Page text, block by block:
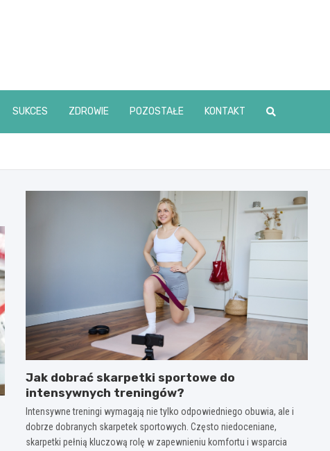
SUKCES ZDROWIE POZOSTAŁE KONTAKT
Jak dobrać skarpetki sportowe do
intensywnych treningów?
Intensywne treningi wymagają nie tylko odpowiedniego obuwia, ale i
dobrze dobranych skarpetek sportowych. Często niedoceniane,
skarpetki pełnią kluczową rolę w zapewnieniu komfortu i wsparcia